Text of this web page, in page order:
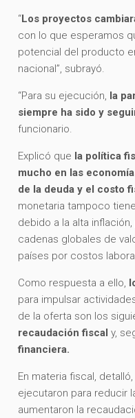
“Los proyectos
con lo que esperamos
potencial del producto
nacional”, subrayó.
“Para su ejecución, la
siempre ha sido y
funcionario.
Explicó que la política
mucho en las
de la deuda y el costo
monetaria tampoco
debido a la alta
cadenas globales de
países por costos
Como respuesta a ello,
para impulsar
de la oferta son los
recaudación fiscal y,
financiera.
En materia fiscal,
ejecutaron para reducir
aumentaron la